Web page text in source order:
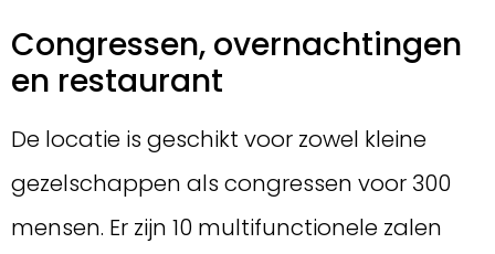
Congressen, overnachtingen
en restaurant
De locatie is geschikt voor zowel kleine
gezelschappen als congressen voor 300
mensen. Er zijn 10 multifunctionele zalen